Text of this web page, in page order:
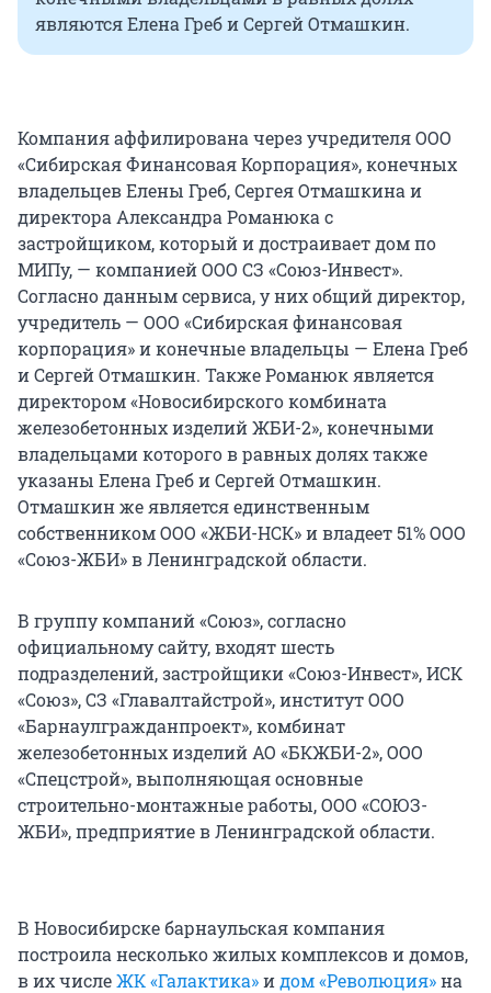
являются Елена Греб и Сергей Отмашкин.
Компания аффилирована через учредителя ООО
«Сибирская Финансовая Корпорация», конечных
владельцев Елены Греб, Сергея Отмашкина и
директора Александра Романюка с
застройщиком, который и достраивает дом по
МИПу, — компанией ООО СЗ «Союз-Инвест».
Согласно данным сервиса, у них общий директор,
учредитель — ООО «Сибирская финансовая
корпорация» и конечные владельцы — Елена Греб
и Сергей Отмашкин. Также Романюк является
директором «Новосибирского комбината
железобетонных изделий ЖБИ-2», конечными
владельцами которого в равных долях также
указаны Елена Греб и Сергей Отмашкин.
Отмашкин же является единственным
собственником ООО «ЖБИ-НСК» и владеет 51% ООО
«Союз-ЖБИ» в Ленинградской области.
В группу компаний «Союз», согласно
официальному сайту, входят шесть
подразделений, застройщики «Союз-Инвест», ИСК
«Союз», СЗ «Главалтайстрой», институт ООО
«Барнаулгражданпроект», комбинат
железобетонных изделий АО «БКЖБИ-2», ООО
«Спецстрой», выполняющая основные
строительно-монтажные работы, ООО «СОЮЗ-
ЖБИ», предприятие в Ленинградской области.
В Новосибирске барнаульская компания
построила несколько жилых комплексов и домов,
в их числеЖК «Галактика»идом «Революция»на